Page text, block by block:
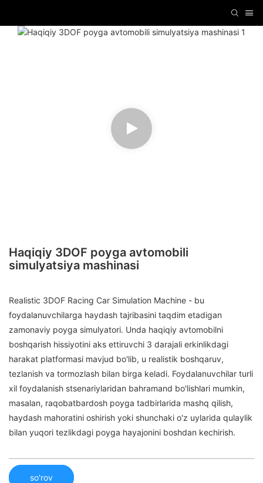
Haqiqiy 3DOF poyga avtomobili
simulyatsiya mashinasi
Realistic 3DOF Racing Car Simulation Machine - bu
foydalanuvchilarga haydash tajribasini taqdim etadigan
zamonaviy poyga simulyatori. Unda haqiqiy avtomobilni
boshqarish hissiyotini aks ettiruvchi 3 darajali erkinlikdagi
harakat platformasi mavjud bo'lib, u realistik boshqaruv,
tezlanish va tormozlash bilan birga keladi. Foydalanuvchilar turli
xil foydalanish stsenariylaridan bahramand bo'lishlari mumkin,
masalan, raqobatbardosh poyga tadbirlarida mashq qilish,
haydash mahoratini oshirish yoki shunchaki o'z uylarida qulaylik
bilan yuqori tezlikdagi poyga hayajonini boshdan kechirish.
so'rov